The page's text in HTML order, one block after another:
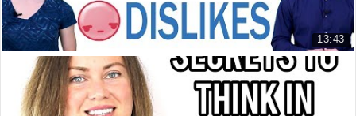
13:43
Nói về những lượt thích và không thích bằng ti...
Talking About Likes and Dislikes...
7.223 lượt xem